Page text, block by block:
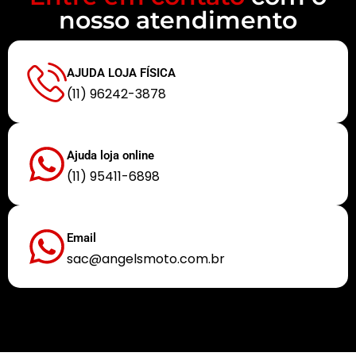
nosso atendimento
AJUDA LOJA FÍSICA
(11) 96242-3878
Ajuda loja online
(11) 95411-6898
Email
sac@angelsmoto.com.br